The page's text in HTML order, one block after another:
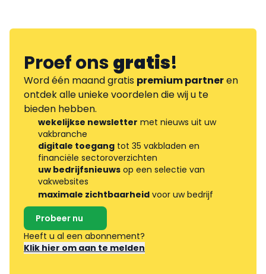
Proef onsgratis!
Word één maand gratis premium partneren
ontdek alle unieke voordelen die wij u te
bieden hebben.
wekelijkse newsletter met nieuws uit uw
vakbranche
digitale toegang tot 35 vakbladen en
financiële sectoroverzichten
uw bedrijfsnieuws op een selectie van
vakwebsites
maximale zichtbaarheid voor uw bedrijf
Probeer nu
Heeft u al een abonnement?
Klik hier om aan te melden